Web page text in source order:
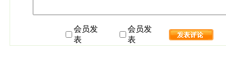
会员发
表
会员发
表